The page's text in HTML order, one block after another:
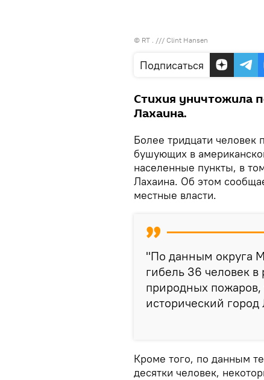
© RT . /// Clint Hansen
Подписаться
Стихия уничтожила
Лахаина.
Более тридцати человек
бушующих в
населенные пункты, в
Лахаина. Об этом
местные власти.
"По данным округа
гибель 36 человек в
природных
исторический
Кроме того, по данным
десятки человек,